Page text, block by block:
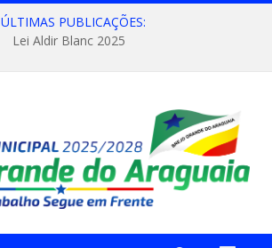
ÚLTIMAS PUBLICAÇÕES:
Lei Aldir Blanc 2025